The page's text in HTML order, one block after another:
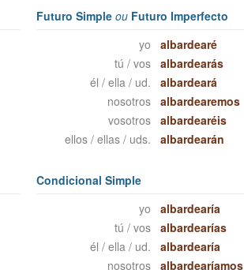
Futuro Simpleou Futuro Imperfecto
yo
albardearé
tú / vos
albardearás
él / ella / ud.
albardeará
nosotros
albardearemos
vosotros
albardearéis
ellos / ellas / uds.
albardearán
Condicional Simple
yo
albardearía
tú / vos
albardearías
él / ella / ud.
albardearía
nosotros
albardearíamos